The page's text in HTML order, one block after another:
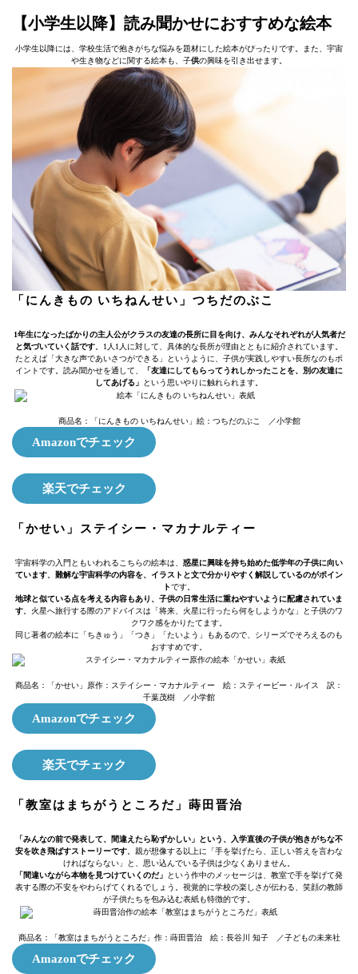
【小学生以降】読み聞かせにおすすめな絵本
小学生以降には、学校生活で抱きがちな悩みを題材にした絵本がぴったりです。また、宇宙
や生き物などに関する絵本も、子供の興味を引き出せます。
「にんきもの いちねんせい」つちだのぶこ
1年生になったばかりの主人公がクラスの友達の長所に目を向け、みんなそれぞれが人気者だ
と気づいていく話です 。1人1人に対して、具体的な長所が理由とともに紹介されています。
たとえば「大きな声であいさつができる」というように、子供が実践しやすい長所なのもポ
イントです。読み聞かせを通して、
「友達にしてもらってうれしかったことを、別の友達に
してあげる」
という思いやりに触れられます。
商品名：「にんきもの いちねんせい」絵：つちだのぶこ ／小学館
Amazonでチェック
楽天でチェック
「かせい」ステイシー・マカナルティー
宇宙科学の入門ともいわれるこちらの絵本は、 惑星に興味を持ち始めた低学年の子供に向い
ています
難解な宇宙科学の内容を、イラストと文で分かりやすく解説しているのがポイン
トです。
地球と似ている点を考える内容もあり、子供の日常生活に重ねやすいように配慮されていま
す 。火星へ旅行する際のアドバイスは「将来、火星に行ったら何をしようかな」と子供のワ
クワク感をかりたてます。
同じ著者の絵本に「ちきゅう」「つき」「たいよう」もあるので、シリーズでそろえるのも
おすすめです。
商品名：「かせい」原作：ステイシー・マカナルティー 絵：スティービー・ルイス 訳：
千葉茂樹 ／小学館
Amazonでチェック
楽天でチェック
「教室はまちがうところだ」蒔田晋治
「みんなの前で発表して、間違えたら恥ずかしい」という、入学直後の子供が抱きがちな不
安を吹き飛ばすストーリーです 。親が想像する以上に「手を挙げたら、正しい答えを言わな
ければならない」と、思い込んでいる子供は少なくありません。
「間違いながら本物を見つけていくのだ」
という作中のメッセージは、教室で手を挙げて発
表する際の不安をやわらげてくれるでしょう。視覚的に学校の楽しさが伝わる、笑顔の教師
が子供たちを包み込む表紙も特徴的です。
商品名：「教室はまちがうところだ」作：蒔田晋治 絵：長谷川 知子 ／子どもの未来社
Amazonでチェック